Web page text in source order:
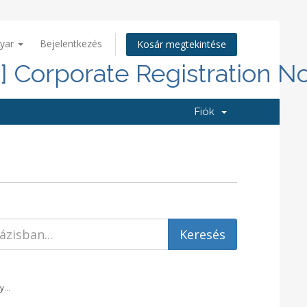
Bejelentkezés Kosár megtekintése
Registration
Fiók